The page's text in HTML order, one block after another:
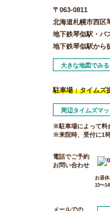
〒063-0811
北海道札幌市西区
地下鉄琴似駅・バ
地下鉄琴似駅から
大きな地図でみる
駐車場：タイムズ
周辺タイムズマ
※駐車場によって料
※来院時、受付に1
電話でご予約
お問い合わせ
お昼休
13〜
メールでの